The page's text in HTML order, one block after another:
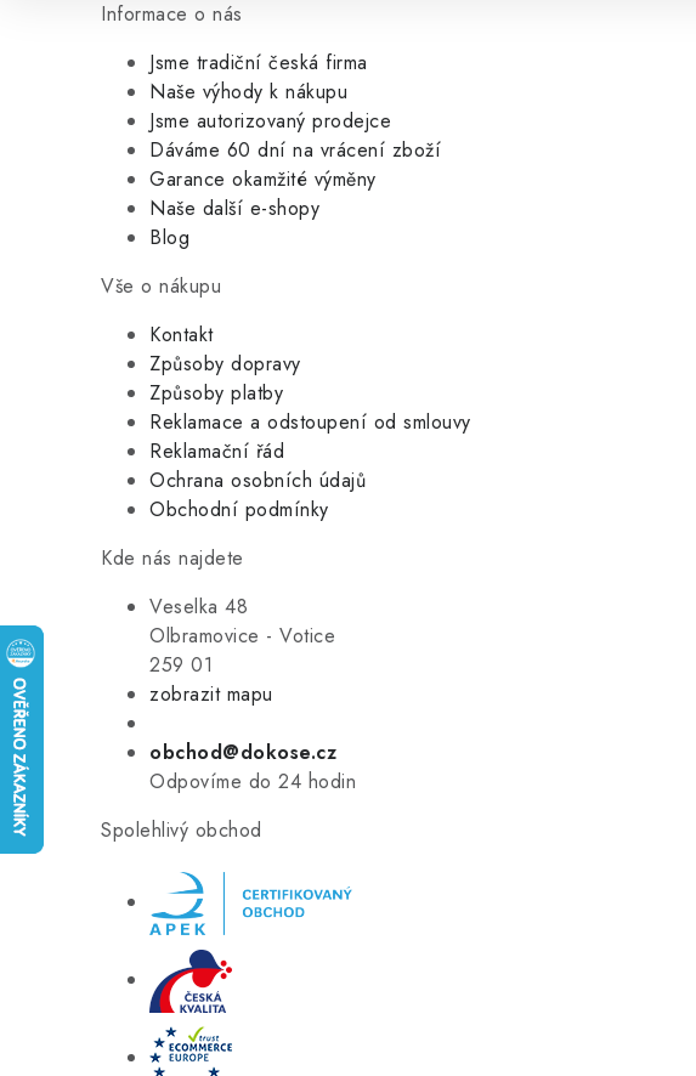
Informace o nás
Jsme tradiční česká firma
Naše výhody k nákupu
Jsme autorizovaný prodejce
Dáváme 60 dní na vrácení zboží
Garance okamžité výměny
Naše další e-shopy
Blog
Vše o nákupu
Kontakt
Způsoby dopravy
Způsoby platby
Reklamace a odstoupení od smlouvy
Reklamační řád
Ochrana osobních údajů
Obchodní podmínky
Kde nás najdete
Veselka 48
Olbramovice - Votice
259 01
zobrazit mapu
obchod@dokose.cz
Odpovíme do 24 hodin
Spolehlivý obchod